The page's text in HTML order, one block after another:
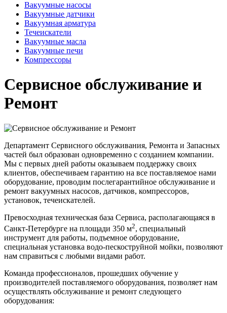
Вакуумные насосы
Вакуумные датчики
Вакуумная арматура
Течеискатели
Вакуумные масла
Вакуумные печи
Компрессоры
Сервисное обслуживание и
Ремонт
Департамент Сервисного обслуживания, Ремонта и Запасных
частей был образован одновременно с созданием компании.
Мы с первых дней работы оказываем поддержку своих
клиентов, обеспечиваем гарантию на все поставляемое нами
оборудование, проводим послегарантийное обслуживание и
ремонт вакуумных насосов, датчиков, компрессоров,
установок, течеискателей.
Превосходная техническая база Сервиса, располагающаяся в
Санкт-Петербурге на площади 350 м2, специальный
инструмент для работы, подъемное оборудование,
специальная установка водо-пескоструйной мойки, позволяют
нам справиться с любыми видами работ.
Команда профессионалов, прошедших обучение у
производителей поставляемого оборудования, позволяет нам
осуществлять обслуживание и ремонт следующего
оборудования: